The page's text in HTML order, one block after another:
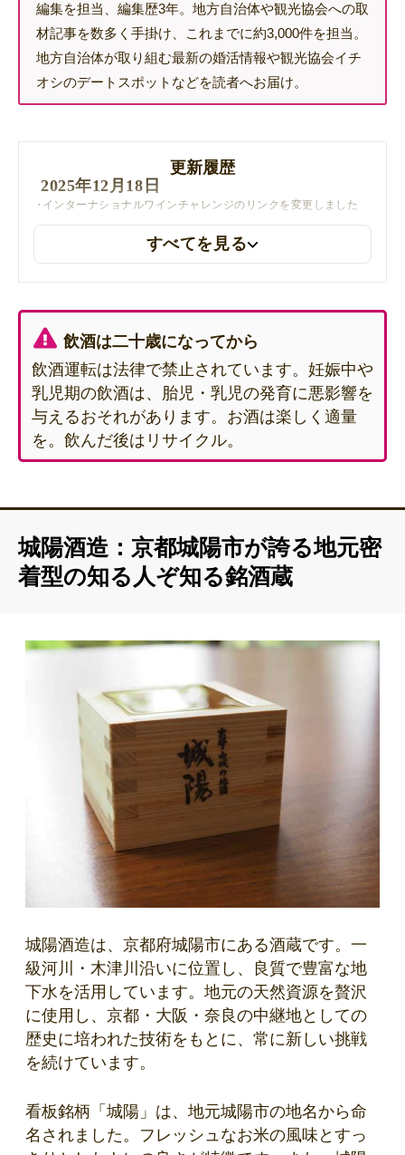
編集を担当、編集歴3年。地方自治体や観光協会への取
材記事を数多く手掛け、これまでに約3,000件を担当。
地方自治体が取り組む最新の婚活情報や観光協会イチ
オシのデートスポットなどを読者へお届け。
更新履歴
2025年12月18日
インターナショナルワインチャレンジのリンクを変更しました
すべてを見る
飲酒は二十歳になってから
飲酒運転は法律で禁止されています。妊娠中や
乳児期の飲酒は、胎児・乳児の発育に悪影響を
与えるおそれがあります。お酒は楽しく適量
を。飲んだ後はリサイクル。
城陽酒造：京都城陽市が誇る地元密
着型の知る人ぞ知る銘酒蔵
城陽酒造は、京都府城陽市にある酒蔵です。一
級河川・木津川沿いに位置し、良質で豊富な地
下水を活用しています。地元の天然資源を贅沢
に使用し、京都・大阪・奈良の中継地としての
歴史に培われた技術をもとに、常に新しい挑戦
を続けています。
看板銘柄「城陽」は、地元城陽市の地名から命
名されました。フレッシュなお米の風味とすっ